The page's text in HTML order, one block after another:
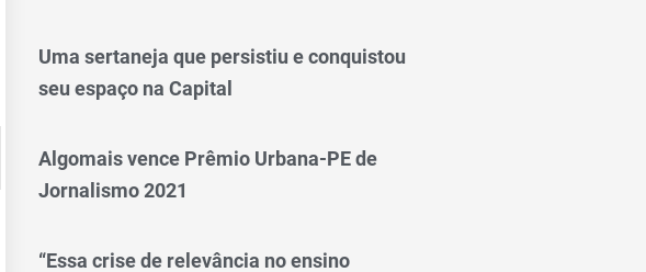
Uma sertaneja que persistiu e conquistou
seu espaço na Capital
Algomais vence Prêmio Urbana-PE de
Jornalismo 2021
“Essa crise de relevância no ensino